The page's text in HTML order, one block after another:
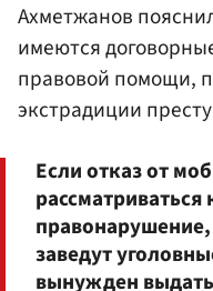
Ахметжанов
имеются
правовой помощи,
экстрадиции
Если отказ от
рассматриваться
заведут
вынужден